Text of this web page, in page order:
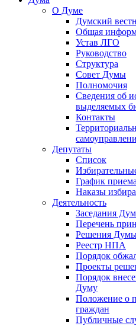
О Думе
Думский
Общая
Устав ЛГО
Руководство
Структура
Совет Думы
Полномочия
Сведения об
выделяемых
Контакты
Депутаты
Список
График
Наказы
Деятельность
Заседания
Перечень
Решения
Реестр НПА
Порядок
Проекты
Порядок
Думу
Положение о
граждан
Публичные